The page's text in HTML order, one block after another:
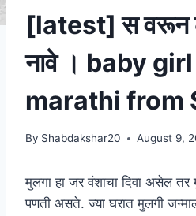
[latest] स वरून
नावे । baby
marathi from
By Shabdakshar20 August 9,
मुलगा हा जर वंशाचा दिवा असेल तर
पणती असते. ज्या घरात मुलगी